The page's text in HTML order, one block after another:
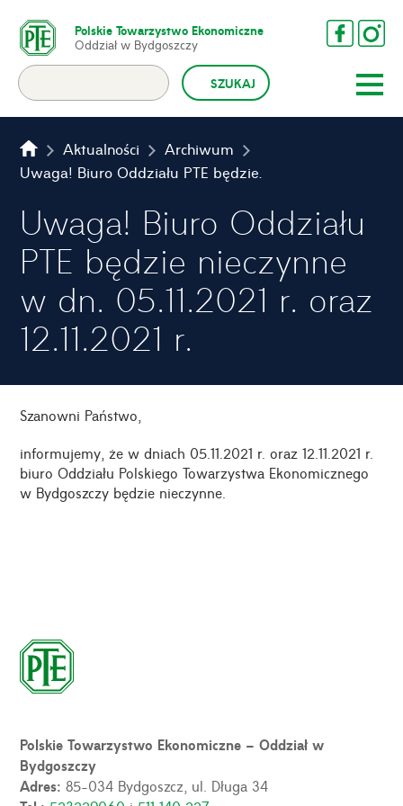
Polskie Towarzystwo Ekonomiczne
Oddział w Bydgoszczy
Aktualności
Archiwum
Uwaga! Biuro Oddziału PTE będzie nieczynne w dn. 05.11.2021 r. oraz 12.11.2021 r.
Uwaga! Biuro Oddziału
PTE będzie nieczynne
w dn. 05.11.2021 r. oraz
12.11.2021 r.
Szanowni Państwo,
informujemy, że w dniach 05.11.2021 r. oraz 12.11.2021 r.
biuro Oddziału Polskiego Towarzystwa Ekonomicznego
w Bydgoszczy będzie nieczynne.
Polskie Towarzystwo Ekonomiczne – Oddział w
Bydgoszczy
Adres:85-034 Bydgoszcz, ul. Długa 34